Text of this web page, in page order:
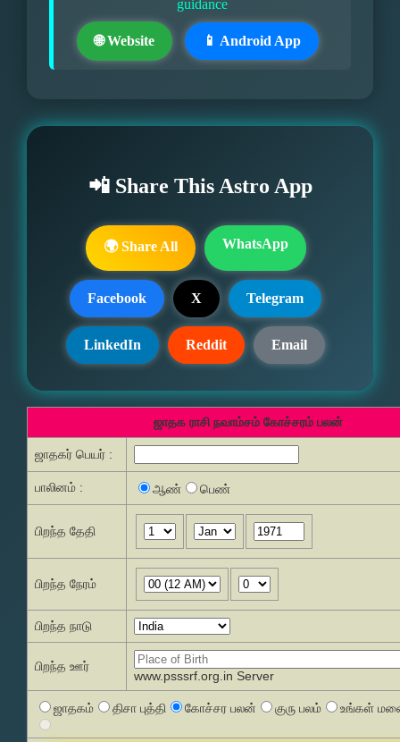
guidance
🌐 Website 📱 Android App
📲 Share This Astro App
🌍 Share All WhatsApp
Facebook X Telegram
LinkedIn Reddit Email
ஜாதக ராசி நவாம்சம் கோச்சரம் பலன்
ஜாதகர் பெயர் :
பாலினம் : ஆண் பெண்
பிறந்த தேதி
பிறந்த நேரம்
பிறந்த நாடு
பிறந்த ஊர்
www.psssrf.org.in Server
ஜாதகம் திசா புத்தி கோச்சர பலன் குரு பலம் உங்கள்